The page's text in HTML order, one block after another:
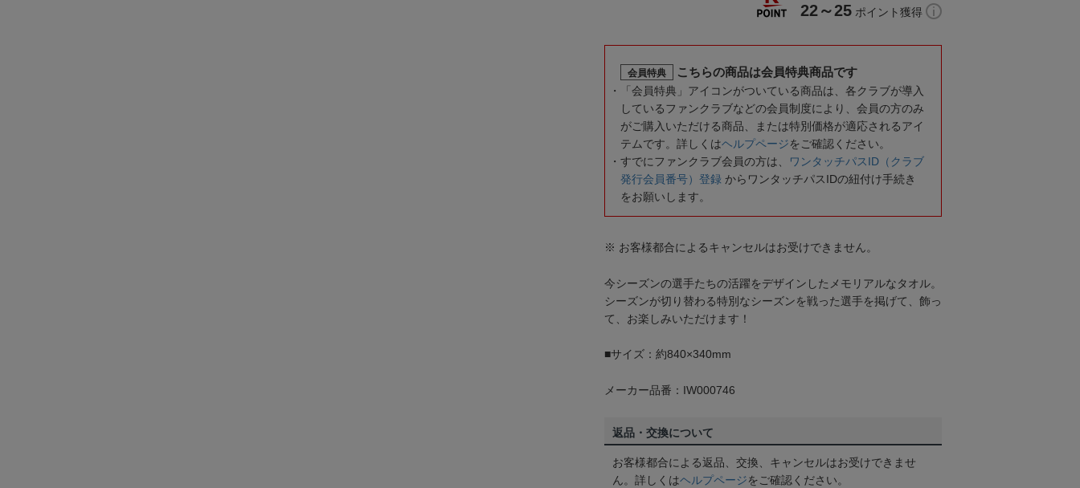
22～25 ポイント獲得
会員特典 こちらの商品は会員特典商品です
「会員特典」アイコンがついている商品は、各クラブが導入
しているファンクラブなどの会員制度により、会員の方のみ
がご購入いただける商品、または特別価格が適応されるアイ
テムです。詳しくはヘルプページをご確認ください。
すでにファンクラブ会員の方は、
ワンタッチパスID（クラブ
発行会員番号）登録 からワンタッチパスIDの紐付け手続き
をお願いします。
※ お客様都合によるキャンセルはお受けできません。
今シーズンの選手たちの活躍をデザインしたメモリアルなタオル。
シーズンが切り替わる特別なシーズンを戦った選手を掲げて、飾っ
て、お楽しみいただけます！
■サイズ：約840×340mm
メーカー品番：IW000746
返品・交換について
お客様都合による返品、交換、キャンセルはお受けできませ
ん。詳しくはヘルプページをご確認ください。